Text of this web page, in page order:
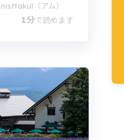
（アム）
1分で読めます